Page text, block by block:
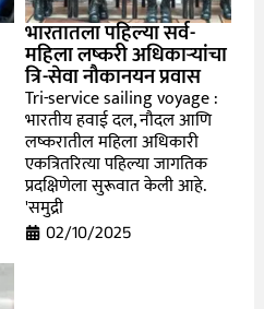
भारतातला पहिल्या सर्व-
महिला लष्करी अधिकाऱ्यांचा
त्रि-सेवा नौकानयन प्रवास
Tri-service sailing voyage :
भारतीय हवाई दल, नौदल आणि
लष्करातील महिला अधिकारी
एकत्रितरित्या पहिल्या जागतिक
प्रदक्षिणेला सुरूवात केली आहे.
'समुद्री
02/10/2025